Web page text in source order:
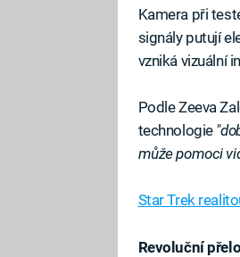
Kamera při
signály putují
vzniká vizuální
Podle Zeeva
technologie
může pomoci
Star Trek
Revoluční